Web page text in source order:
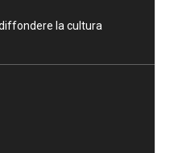
la cultura